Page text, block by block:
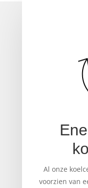
Al onze
voorzien van